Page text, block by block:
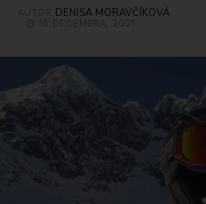
DENISA MORAVČÍKOVÁ